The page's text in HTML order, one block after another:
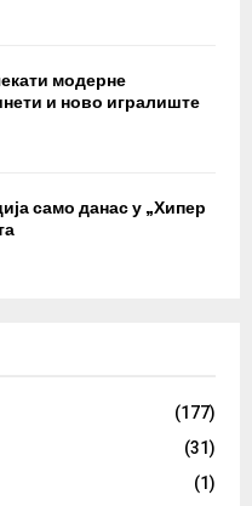
модерне
и ново игралиште
само данас у „Хипер
(177)
(31)
(1)